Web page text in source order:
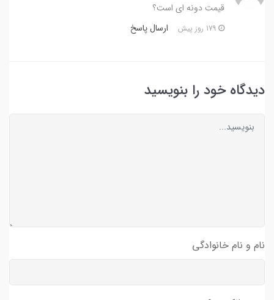
قیمت دونه ای است؟
ارسال پاسخ
دیدگاه خود را بنویسید
نام و نام خانوادگی